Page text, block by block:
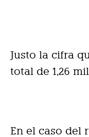
Justo la cifra
total de 1,26
En el caso del